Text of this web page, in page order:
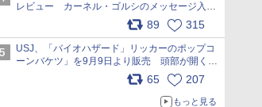
レビュー カーネル・ゴルシのメッセージ入り
パッケージや描き下ろしトレカなどが登場
89 315
USJ、「バイオハザード」リッカーのポップコ
ーンバケツ」を9月9日より販売 頭部が開く仕
組み。味は恐怖を堪のう「味噌フレーバー」
65 207
もっと見る